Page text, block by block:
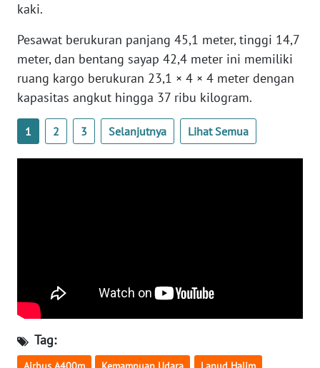
kaki.
Pesawat berukuran panjang 45,1 meter, tinggi 14,7
meter, dan bentang sayap 42,4 meter ini memiliki
ruang kargo berukuran 23,1 × 4 × 4 meter dengan
kapasitas angkut hingga 37 ribu kilogram.
1 2 3 Selanjutnya Lihat Semua
Tag:
WN
SERAMBI
WN
JAMBI
SULTENG
WN
SULBAR